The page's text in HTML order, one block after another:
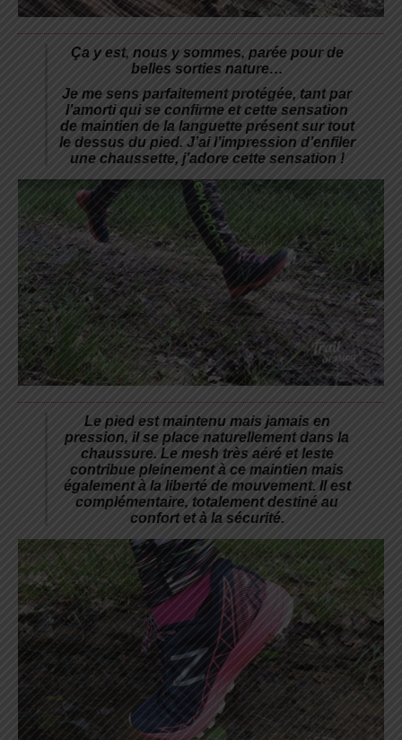
Ça y est, nous y sommes, parée pour de
belles sorties nature…
Je me sens parfaitement protégée, tant par
l’amorti qui se confirme et cette sensation
de maintien de la languette présent sur tout
le dessus du pied. J’ai l’impression d’enfiler
une chaussette, j’adore cette sensation !
Le pied est maintenu mais jamais en
pression, il se place naturellement dans la
chaussure. Le mesh très aéré et leste
contribue pleinement à ce maintien mais
également à la liberté de mouvement. Il est
complémentaire, totalement destiné au
confort et à la sécurité.